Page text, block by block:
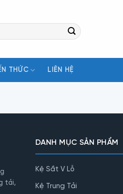
THỨC LIÊN HỆ
tải,
DANH MỤC SẢN PHẨM
Kệ Sắt V Lỗ
Kệ Trung Tải